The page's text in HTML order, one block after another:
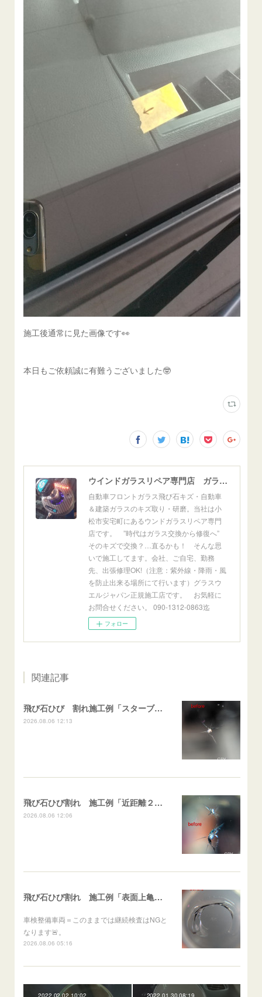
施工後通常に見た画像です👀
本日もご依頼誠に有難うございました🤓
ウインドガラスリペア専門店 ガラスリペア・ヨシダ グラスウェルドジャパン 正規施工店 小松市
自動車フロントガラス飛び石キズ・自動車
＆建築ガラスのキズ取り・研磨。当社は小
松市安宅町にあるウンドガラスリペア専門
店です。 ”時代はガラス交換から修復へ”
そのキズで交換？…直るかも！ そんな思
いで施工してます。会社、ご自宅、勤務
先、出張修理OK!（注意：紫外線・降雨・風
を防止出来る場所にて行います）グラスウ
エルジャパン正規施工店です。 お気軽に
お問合せください。 090-1312-0863迄
フォロー
関連記事
飛び石ひび 割れ施工例「スターブレイク系」 フリード
2026.08.06 12:13
飛び石ひび割れ 施工例「近距離２箇所・パーシャル系+スターブレイク系」ハイエース
2026.08.06 12:06
飛び石ひび割れ 施工例「表面上亀裂・ダメージクラック」ステラ
車検整備車両＝このままでは継続検査はNGと
なります🚨。
2026.08.06 05:16
2022.02.02 10:02 2022.01.30 08:19